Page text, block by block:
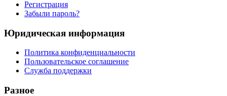
Регистрация
Забыли пароль?
Юридическая информация
Политика конфиденциальности
Пользовательское соглашение
Служба поддержки
Разное